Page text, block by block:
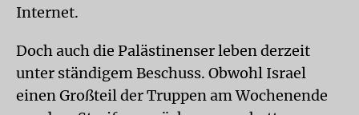
Internet.
Doch auch die Palästinenser leben derzeit
unter ständigem Beschuss. Obwohl Israel
einen Großteil der Truppen am Wochenende